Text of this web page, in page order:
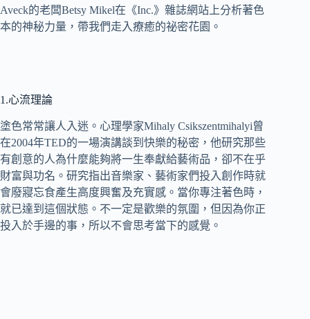
Aveck的老闆Betsy Mikel在《Inc.》雜誌網站上分析著色
本的神秘力量，帶我們走入療癒的祕密花園。
1.心流理論
塗色常常讓人入迷。心理學家Mihaly Csikszentmihalyi曾
在2004年TED的一場演講談到快樂的秘密，他研究那些
有創意的人為什麼能夠將一生奉獻給藝術品，卻不在乎
財富與功名。研究指出音樂家、藝術家們投入創作時就
會廢寢忘食產生高度興奮及充實感。當你專注著色時，
就已達到這個狀態。不一定是歡樂的氛圍，但因為你正
投入於手邊的事，所以不會思考當下的感覺。